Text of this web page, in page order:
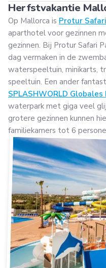
Herfstvakantie
Op Mallorca is Protur
aparthotel voor gezinnen
gezinnen. Bij Protur Safari
dag vermaken in de
waterspeeltuin, minikarts,
speeltuin. Een ander
SPLASHWORLD
waterpark met giga veel
grotere gezinnen kunnen
familiekamers tot 6